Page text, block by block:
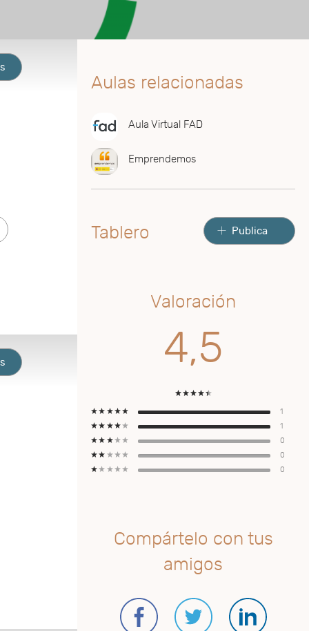
Aulas relacionadas
Aula Virtual FAD
Emprendemos
Tablero Publica
Valoración
4,5
1
1
0
0
0
Compártelo con tus
amigos